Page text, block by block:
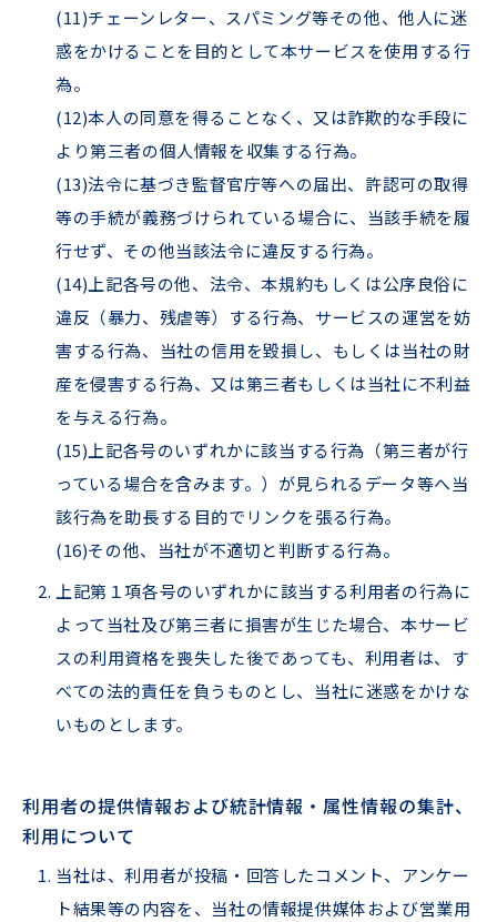
(11)チェーンレター、スパミング等その他、他⼈に迷
惑をかけることを⽬的として本サービスを使⽤する⾏
為。
(12)本⼈の同意を得ることなく、⼜は詐欺的な⼿段に
より第三者の個⼈情報を収集する⾏為。
(13)法令に基づき監督官庁等への届出、許認可の取得
等の⼿続が義務づけられている場合に、当該⼿続を履
⾏せず、その他当該法令に違反する⾏為。
(14)上記各号の他、法令、本規約もしくは公序良俗に
違反（暴⼒、残虐等）する⾏為、サービスの運営を妨
害する⾏為、当社の信⽤を毀損し、もしくは当社の財
産を侵害する⾏為、⼜は第三者もしくは当社に不利益
を与える⾏為。
(15)上記各号のいずれかに該当する⾏為（第三者が⾏
っている場合を含みます。）が⾒られるデータ等へ当
該⾏為を助⻑する⽬的でリンクを張る⾏為。
(16)その他、当社が不適切と判断する⾏為。
上記第１項各号のいずれかに該当する利⽤者の⾏為に
よって当社及び第三者に損害が⽣じた場合、本サービ
スの利⽤資格を喪失した後であっても、利⽤者は、す
べての法的責任を負うものとし、当社に迷惑をかけな
いものとします。
利⽤者の提供情報および統計情報・属性情報の集計、
利⽤について
当社は、利⽤者が投稿・回答したコメント、アンケー
ト結果等の内容を、当社の情報提供媒体および営業⽤